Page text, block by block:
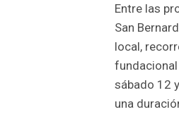
Entre las
San
local,
fundacional
sábado 12
una